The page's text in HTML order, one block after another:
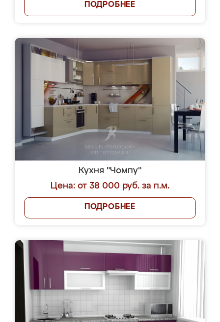
ПОДРОБНЕЕ
Кухня "Чомпу"
Цена: от 38 000 руб. за п.м.
ПОДРОБНЕЕ